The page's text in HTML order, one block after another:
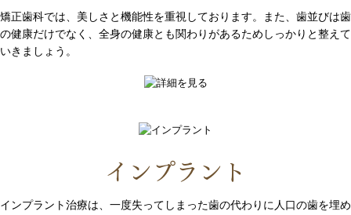
矯正歯科では、美しさと機能性を重視しております。また、歯並びは歯
の健康だけでなく、全身の健康とも関わりがあるためしっかりと整えて
いきましょう。
インプラント
インプラント治療は、一度失ってしまった歯の代わりに人口の歯を埋め